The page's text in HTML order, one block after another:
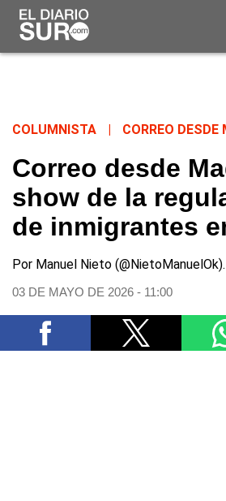
COLUMNISTA CORREO DESDE
Correo desde
show de la
de inmigrantes
Por Manuel Nieto (@NietoManuelOk).
03 DE MAYO DE 2026 - 11:00